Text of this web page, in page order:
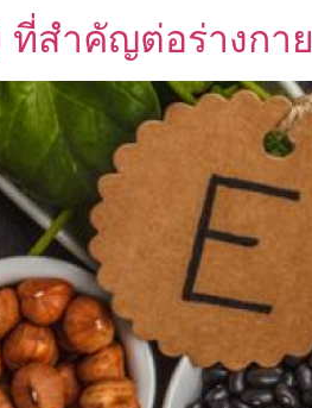
ที่สำคัญต่อร่างกาย